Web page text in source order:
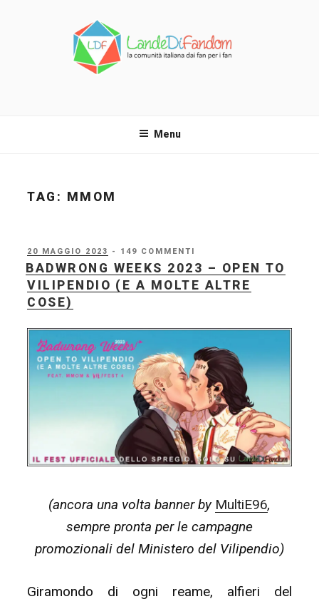
Menu
TAG: MMOM
PUBBLICATO
IL
20 MAGGIO 2023 - 149 COMMENTI
BADWRONG WEEKS 2023 – OPEN TO
VILIPENDIO (E A MOLTE ALTRE
COSE)
(ancora una volta banner by MultiE96,
sempre pronta per le campagne
promozionali del Ministero del Vilipendio)
Giramondo di ogni reame, alfieri del